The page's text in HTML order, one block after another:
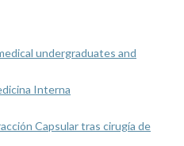
undergraduates and
Interna
Capsular tras cirugía de